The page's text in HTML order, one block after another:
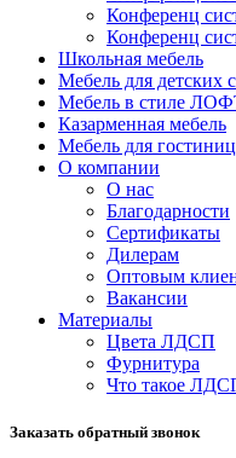
Конференц
Конференц
Школьная мебель
Мебель для детских
Мебель в стиле
Казарменная мебель
Мебель для гостиниц
О компании
О нас
Благодарности
Сертификаты
Дилерам
Оптовым
Вакансии
Материалы
Цвета ЛДСП
Фурнитура
Что такое
Заказать обратный звонок